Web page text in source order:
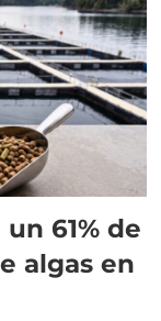
61% de
algas en